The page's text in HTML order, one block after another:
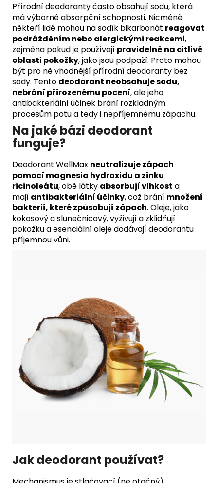
Přírodní deodoranty často obsahují sodu, která
má výborné absorpční schopnosti. Nicméně
někteří lidé mohou na sodík bikarbonát reagovat
podrážděním nebo alergickými reakcemi,
zejména pokud je používají pravidelně na citlivé
oblasti pokožky, jako jsou podpaží. Proto mohou
být pro ně vhodnější přírodní deodoranty bez
sody. Tento deodorant neobsahuje sodu,
nebrání přirozenému pocení, ale jeho
antibakteriální účinek brání rozkladným
procesům potu a tedy i nepříjemnému zápachu.
Na jaké bázi deodorant
funguje?
Deodorant WellMax neutralizuje zápach
pomocí magnesia hydroxidu a zinku
ricinoleátu, obě látky absorbují vlhkost a
mají antibakteriální účinky, což brání množení
bakterií, které způsobují zápach. Oleje, jako
kokosový a slunečnicový, vyživují a zklidňují
pokožku a esenciální oleje dodávají deodorantu
příjemnou vůni.
Jak deodorant používat?